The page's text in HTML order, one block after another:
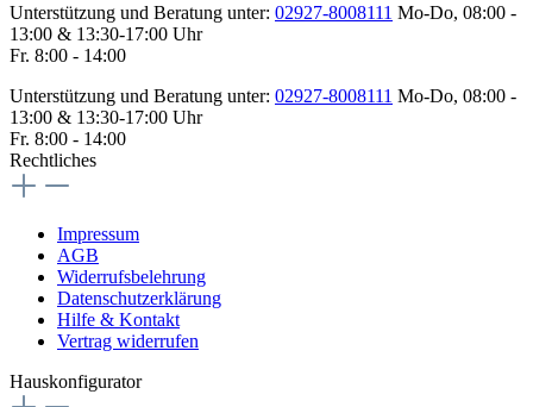
Unterstützung und Beratung unter: 02927-8008111 Mo-Do, 08:00 -
13:00 & 13:30-17:00 Uhr
Fr. 8:00 - 14:00
Unterstützung und Beratung unter: 02927-8008111 Mo-Do, 08:00 -
13:00 & 13:30-17:00 Uhr
Fr. 8:00 - 14:00
Rechtliches
Impressum
AGB
Widerrufsbelehrung
Datenschutzerklärung
Hilfe & Kontakt
Vertrag widerrufen
Hauskonfigurator